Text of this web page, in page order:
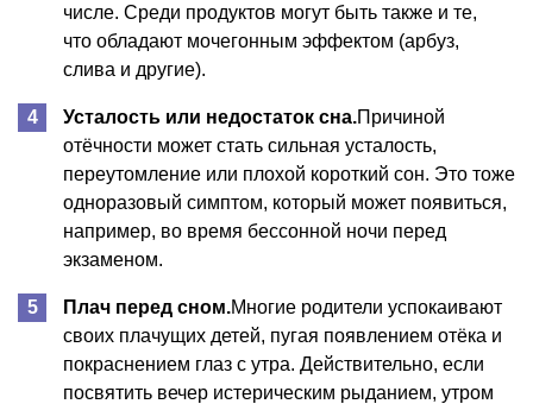
числе. Среди продуктов могут быть также и те,
что обладают мочегонным эффектом (арбуз,
слива и другие).
Усталость или недостаток сна.Причиной
отёчности может стать сильная усталость,
переутомление или плохой короткий сон. Это тоже
одноразовый симптом, который может появиться,
например, во время бессонной ночи перед
экзаменом.
Плач перед сном.Многие родители успокаивают
своих плачущих детей, пугая появлением отёка и
покраснением глаз с утра. Действительно, если
посвятить вечер истерическим рыданием, утром